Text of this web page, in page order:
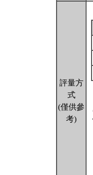
評量方
式
(僅供參
考)